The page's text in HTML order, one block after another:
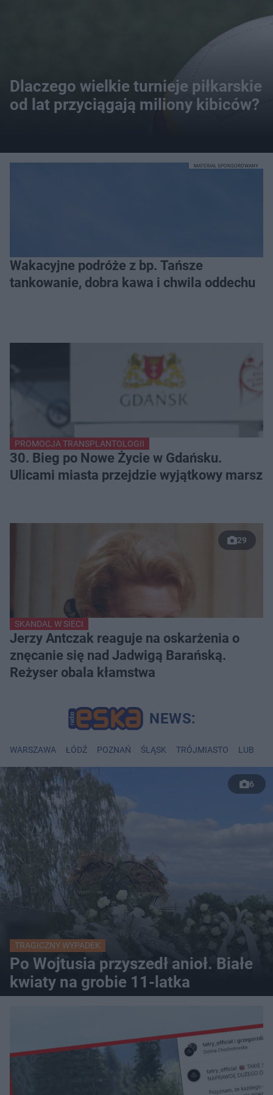
Dlaczego wielkie turnieje piłkarskie
od lat przyciągają miliony kibiców?
Wakacyjne podróże z bp. Tańsze
tankowanie, dobra kawa i chwila oddechu
MATERIAŁ SPONSOROWANY
PROMOCJA TRANSPLANTOLOGII
30. Bieg po Nowe Życie w Gdańsku.
Ulicami miasta przejdzie wyjątkowy marsz
29
SKANDAL W SIECI
Jerzy Antczak reaguje na oskarżenia o
znęcanie się nad Jadwigą Barańską.
Reżyser obala kłamstwa
WARSZAWA ŁÓDŹ POZNAŃ ŚLĄSK TRÓJMIASTO LUBLIN
6
TRAGICZNY WYPADEK
Po Wojtusia przyszedł anioł. Białe
kwiaty na grobie 11-latka